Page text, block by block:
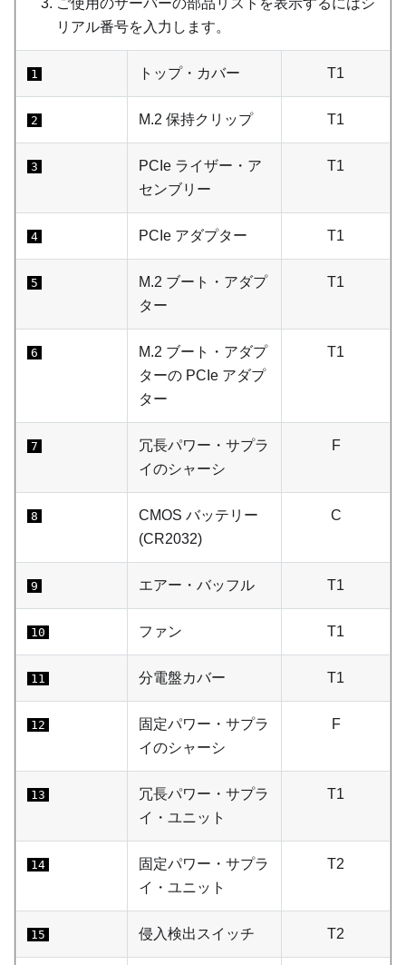
ご使用のサーバーの部品リストを表示するにはシ
リアル番号を入力します。
1 トップ・カバー T1
2 M.2 保持クリップ T1
3
PCIe ライザー・ア
センブリー
T1
4 PCIe アダプター T1
5
M.2 ブート・アダプ
ター
T1
6
M.2 ブート・アダプ
ターの PCIe アダプ
ター
T1
7
冗長パワー・サプラ
イのシャーシ
F
8
CMOS バッテリー
(CR2032)
C
9 エアー・バッフル T1
10 ファン T1
11 分電盤カバー T1
12
固定パワー・サプラ
イのシャーシ
F
13
冗長パワー・サプラ
イ・ユニット
T1
14
固定パワー・サプラ
イ・ユニット
T2
15 侵入検出スイッチ T2